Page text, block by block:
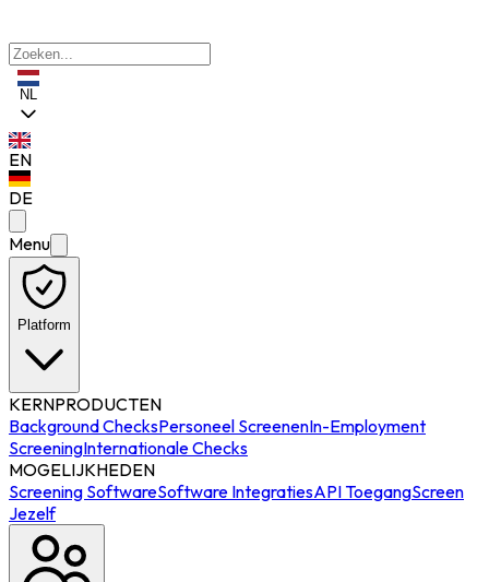
NL
EN
DE
Menu
Platform
KERNPRODUCTEN
Background ChecksPersoneel ScreenenIn-Employment
ScreeningInternationale Checks
MOGELIJKHEDEN
Screening SoftwareSoftware IntegratiesAPI ToegangScreen
Jezelf